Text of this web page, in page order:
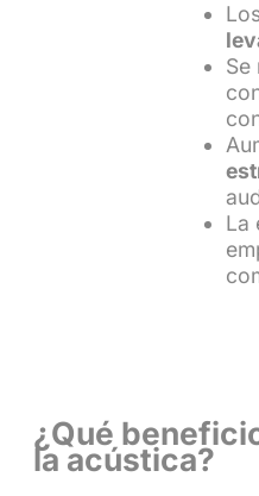
Se
La
¿Qué
la acústica?